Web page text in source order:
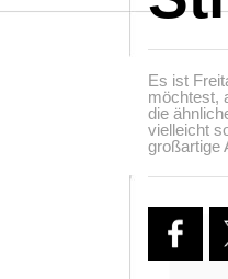
Es ist
möchtest,
die
vielleicht
großartige